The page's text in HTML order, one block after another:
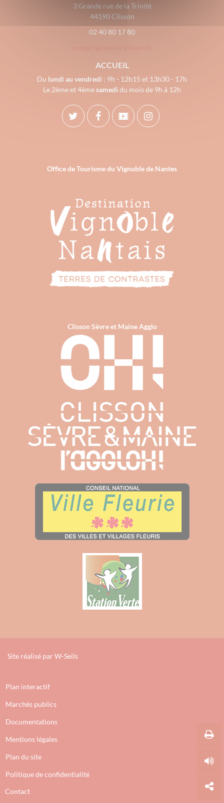
3 Grande rue de la Trinité
44190 Clisson
02 40 80 17 80
ACCUEIL
Du lundi au vendredi : 9h - 12h15 et 13h30 - 17h
Le 2ème et 4èmesamedi du mois de 9h à 12h
Office de Tourisme du Vignoble de Nantes
Clisson Sèvre et Maine Agglo
Site réalisé par W-Seils
Plan interactif
Marchés publics
Documentations
Mentions légales
Plan du site
Politique de confidentialité
Contact